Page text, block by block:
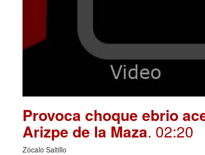
Provoca choque ebrio
Arizpe de la Maza. 02:20
Zócalo Saltillo